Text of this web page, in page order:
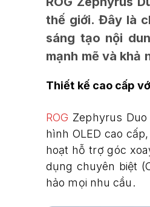
thế giới. Đây là
sáng tạo nội
mạnh mẽ và khả
Thiết kế cao cấp
ROG Zephyrus
hình OLED cao
hoạt hỗ trợ góc
dụng chuyên biệt
hảo mọi nhu cầu.